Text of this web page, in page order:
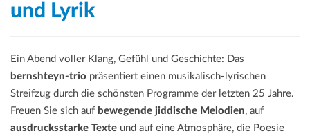
und Lyrik
Ein Abend voller Klang, Gefühl und Geschichte: Das
bernshteyn-trio präsentiert einen musikalisch-lyrischen
Streifzug durch die schönsten Programme der letzten 25 Jahre.
Freuen Sie sich auf bewegende jiddische Melodien, auf
ausdrucksstarke Texte und auf eine Atmosphäre, die Poesie